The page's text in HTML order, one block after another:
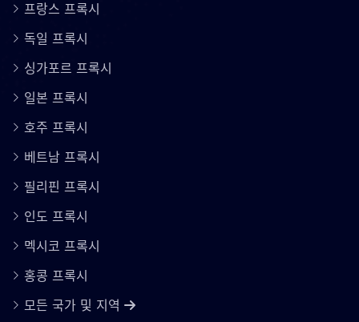
프랑스 프록시
독일 프록시
싱가포르 프록시
일본 프록시
호주 프록시
베트남 프록시
필리핀 프록시
인도 프록시
멕시코 프록시
홍콩 프록시
모든 국가 및 지역